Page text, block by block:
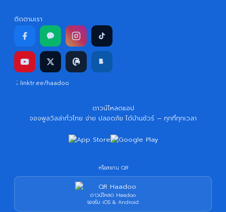
ติดตามเรา
linktr.ee/haadoo
ดาวน์โหลดแอป
จองพูลวิลล่าทั่วไทย ง่าย ปลอดภัย ได้บ้านชัวร์ — ทุกที่ทุกเวลา
หรือสแกน QR
ดาวน์โหลด Haadoo
รองรับ iOS & Android